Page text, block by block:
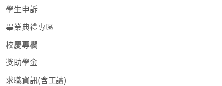
學生申訴
畢業典禮專區
校慶專欄
獎助學金
求職資訊(含工讀)